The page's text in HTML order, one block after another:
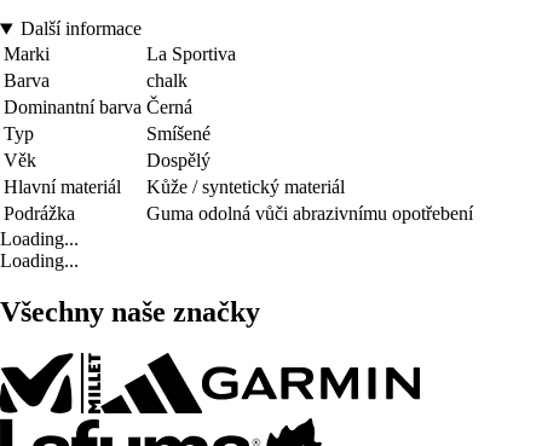
Další informace
Marki
La Sportiva
Barva
chalk
Dominantní barva Černá
Typ
Smíšené
Věk
Dospělý
Hlavní materiál
Kůže / syntetický materiál
Podrážka
Guma odolná vůči abrazivnímu opotřebení
Loading...
Loading...
Všechny naše značky